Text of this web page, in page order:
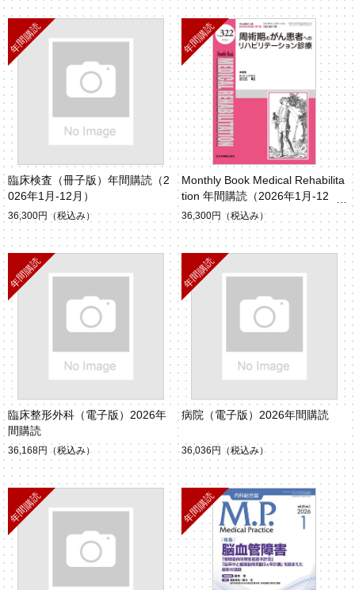
臨床検査（冊子版）年間購読（2
026年1月-12月）
36,300円 （税込み）
Monthly Book Medical Rehabilita
tion 年間購読（2026年1月-12
月）
36,300円 （税込み）
臨床整形外科（電子版）2026年
間購読
36,168円 （税込み）
病院（電子版）2026年間購読
36,036円 （税込み）